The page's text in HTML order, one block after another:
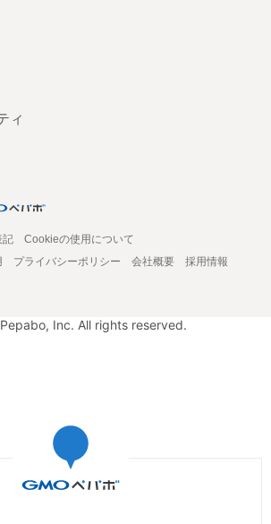
ィ
記
Cookieの使用について
プライバシーポリシー 会社概要
採用情報
Inc. All rights reserved.